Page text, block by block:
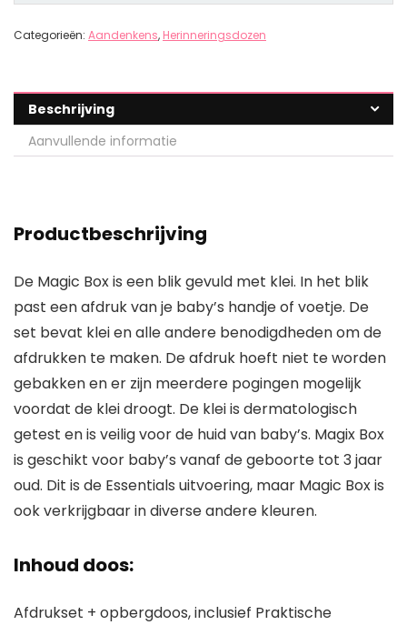
Categorieën: Aandenkens, Herinneringsdozen
Beschrijving
Aanvullende informatie
Productbeschrijving
De Magic Box is een blik gevuld met klei. In het blik
past een afdruk van je baby’s handje of voetje. De
set bevat klei en alle andere benodigdheden om de
afdrukken te maken. De afdruk hoeft niet te worden
gebakken en er zijn meerdere pogingen mogelijk
voordat de klei droogt. De klei is dermatologisch
getest en is veilig voor de huid van baby’s. Magix Box
is geschikt voor baby’s vanaf de geboorte tot 3 jaar
oud. Dit is de Essentials uitvoering, maar Magic Box is
ook verkrijgbaar in diverse andere kleuren.
Inhoud doos:
Afdrukset + opbergdoos, inclusief Praktische